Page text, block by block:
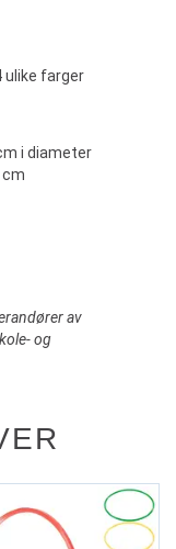
ulike farger
i diameter
av
og